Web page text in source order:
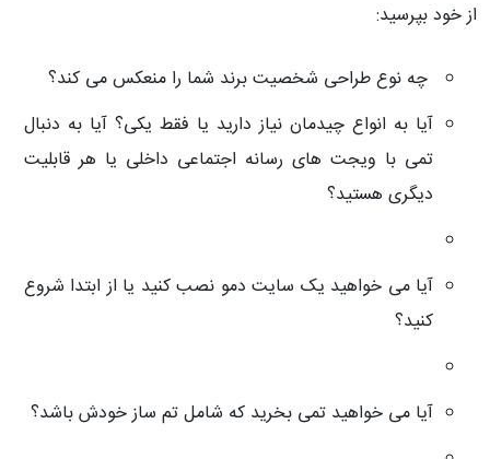
از خود بپرسید:
چه نوع طراحی شخصیت برند شما را منعکس می کند؟
آیا به انواع چیدمان نیاز دارید یا فقط یکی؟ آیا به دنبال
تمی با ویجت های رسانه اجتماعی داخلی یا هر قابلیت
دیگری هستید؟
آیا می خواهید یک سایت دمو نصب کنید یا از ابتدا شروع
کنید؟
آیا می خواهید تمی بخرید که شامل تم ساز خودش باشد؟